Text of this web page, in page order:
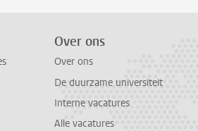
Over ons
Over ons
De duurzame universiteit
Interne vacatures
Alle vacatures